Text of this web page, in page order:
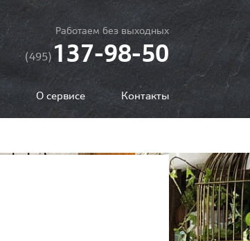
Работаем без выходных
(495)137-98-50
О сервисе Контакты